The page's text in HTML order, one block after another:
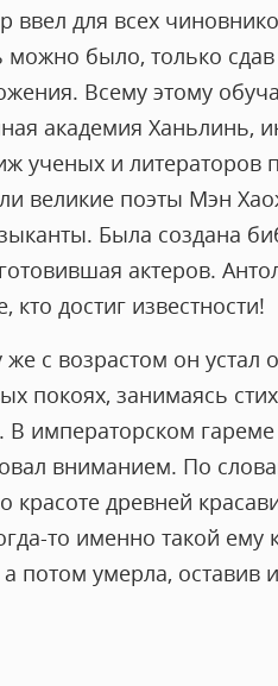
для всех
было, только
Всему этому
академия Ханьлинь,
ученых и литераторов
великие поэты Мэн
Была создана
актеров.
кто достиг известности!
с возрастом он устал
покоях, занимаясь
императорском
вниманием. По
древней
то именно такой ему
потом умерла, оставив